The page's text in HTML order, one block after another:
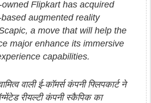
Flipkart has acquired
augmented reality
a move that will help the
major enhance its immersive
capabilities.
वाली ई-कॉमर्स कंपनी फ्लिपकार्ट ने
रीयल्टी कंपनी स्कैपिक का